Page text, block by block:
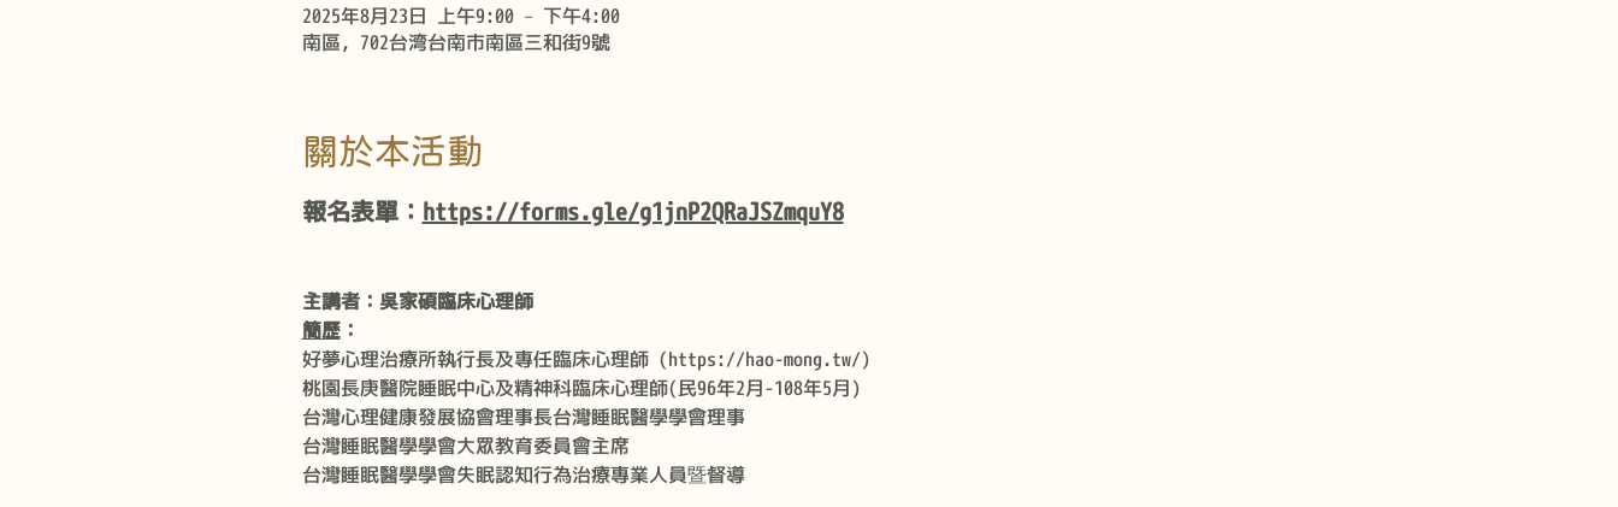
2025年8月23日 上午9:00 – 下午4:00
南區, 702台湾台南市南區三和街9號
關於本活動
報名表單： https://forms.gle/g1jnP2QRaJSZmquY8
主講者：吳家碩臨床心理師
簡歷：
好夢心理治療所執行長及專任臨床心理師 (https://hao-mong.tw/)
桃園長庚醫院睡眠中心及精神科臨床心理師(民96年2月-108年5月)
台灣心理健康發展協會理事長台灣睡眠醫學學會理事
台灣睡眠醫學學會大眾教育委員會主席
台灣睡眠醫學學會失眠認知行為治療專業人員暨督導